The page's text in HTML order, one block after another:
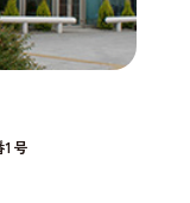
号